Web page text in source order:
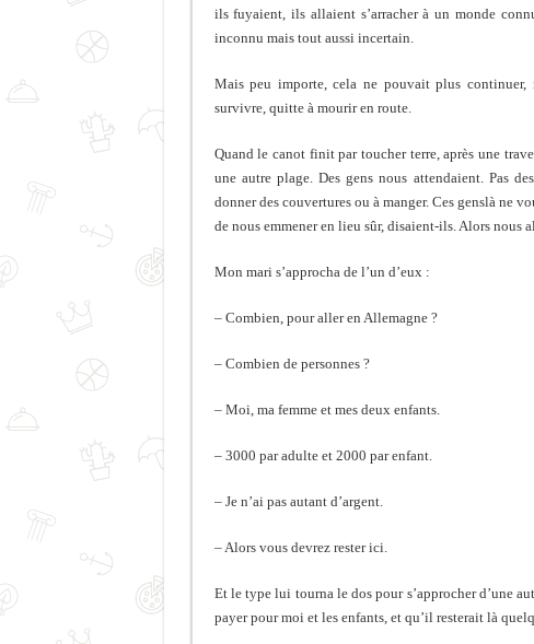
ils fuyaient, ils allaient s’arracher à un monde
inconnu mais tout aussi incertain.
Mais peu importe, cela ne pouvait plus
survivre, quitte à mourir en route.
Quand le canot finit par toucher terre, après une
une autre plage. Des gens nous attendaient. Pas
donner des couvertures ou à manger. Ces genslà ne
de nous emmener en lieu sûr, disaient-ils. Alors nous
Mon mari s’approcha de l’un d’eux :
– Combien, pour aller en Allemagne ?
– Combien de personnes ?
– Moi, ma femme et mes deux enfants.
– 3000 par adulte et 2000 par enfant.
– Je n’ai pas autant d’argent.
– Alors vous devrez rester ici.
Et le type lui tourna le dos pour s’approcher d’une
payer pour moi et les enfants, et qu’il resterait là